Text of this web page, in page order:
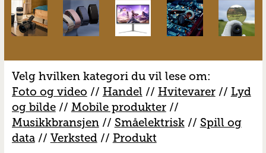
Velg hvilken kategori du vil lese om:
Foto og video // Handel // Hvitevarer// Lyd
og bilde// Mobile produkter//
Musikkbransjen// Småelektrisk// Spill og
data// Verksted// Produkt